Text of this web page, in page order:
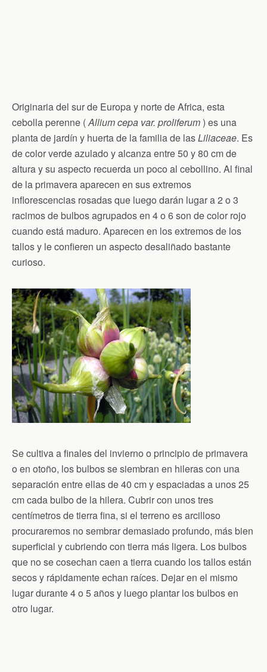
Originaria del sur de Europa y norte de Africa, esta
cebolla perenne (Allium cepa var. proliferum) es una
planta de jardín y huerta de la familia de lasLiliaceae. Es
de color verde azulado y alcanza entre 50 y 80 cm de
altura y su aspecto recuerda un poco al cebollino. Al final
de la primavera aparecen en sus extremos
inflorescencias rosadas que luego darán lugar a 2 o 3
racimos de bulbos agrupados en 4 o 6 son de color rojo
cuando está maduro. Aparecen en los extremos de los
tallos y le confieren un aspecto desaliñado bastante
curioso.
Se cultiva a finales del invierno o principio de primavera
o en otoño, los bulbos se siembran en hileras con una
separación entre ellas de 40 cm y espaciadas a unos 25
cm cada bulbo de la hilera. Cubrir con unos tres
centímetros de tierra fina, si el terreno es arcilloso
procuraremos no sembrar demasiado profundo, más bien
superficial y cubriendo con tierra más ligera. Los bulbos
que no se cosechan caen a tierra cuando los tallos están
secos y rápidamente echan raíces. Dejar en el mismo
lugar durante 4 o 5 años y luego plantar los bulbos en
otro lugar.